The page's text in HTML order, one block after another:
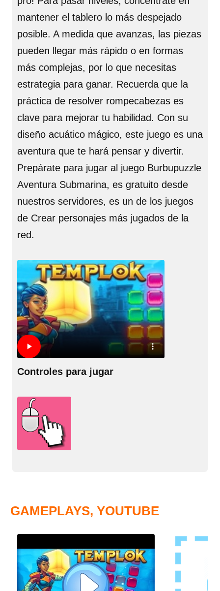
mantener el tablero lo más despejado
posible. A medida que avanzas, las piezas
pueden llegar más rápido o en formas
más complejas, por lo que necesitas
estrategia para ganar. Recuerda que la
práctica de resolver rompecabezas es
clave para mejorar tu habilidad. Con su
diseño acuático mágico, este juego es una
aventura que te hará pensar y divertir.
Prepárate para jugar al juego Burbupuzzle
Aventura Submarina, es gratuito desde
nuestros servidores, es un de los juegos
de Crear personajes más jugados de la
red.
Controles para jugar
GAMEPLAYS, YOUTUBE